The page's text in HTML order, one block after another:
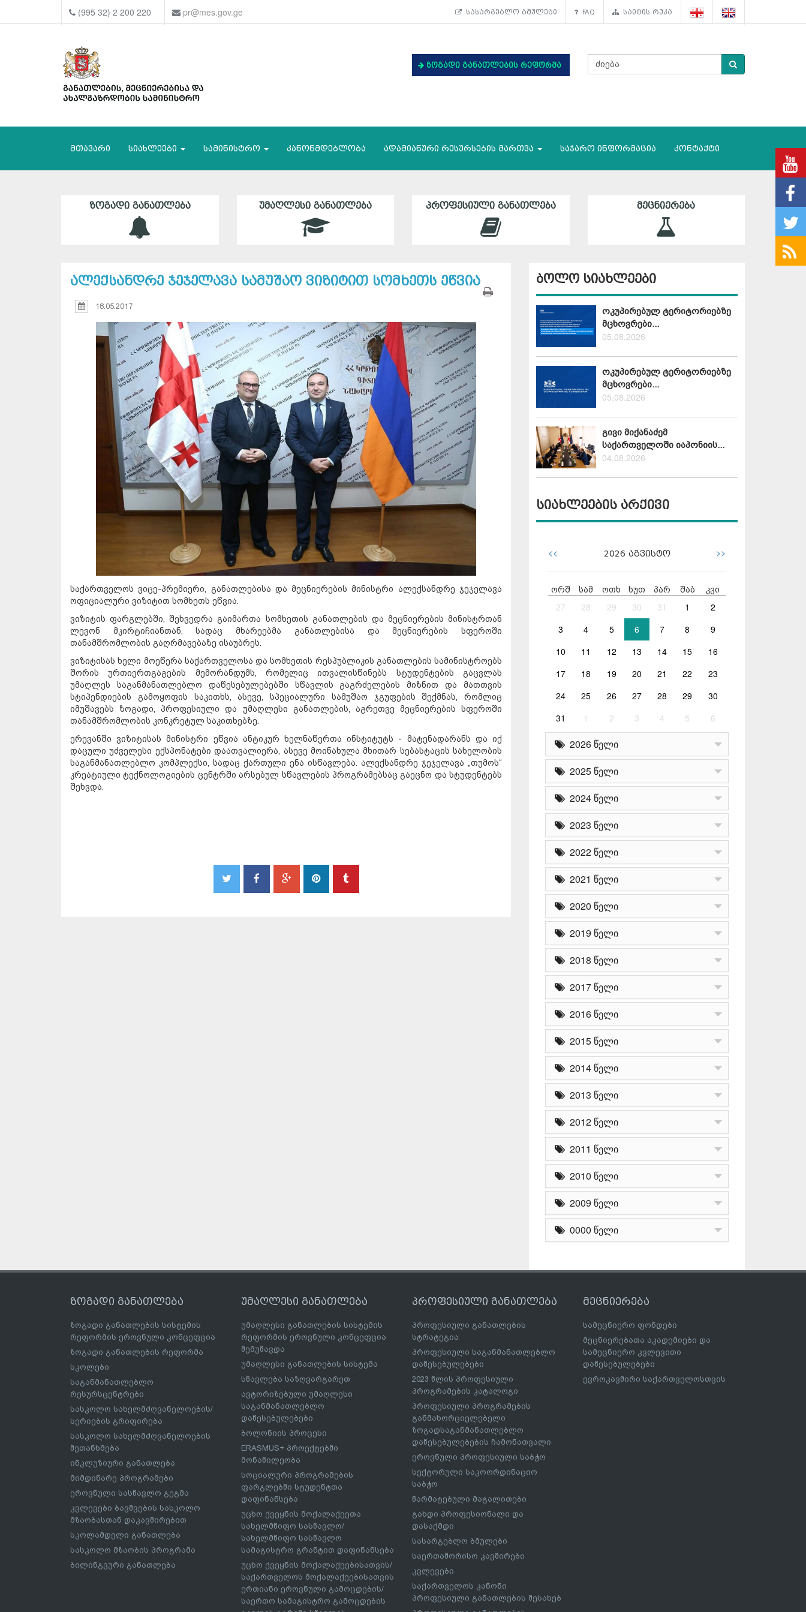
(995 32) 2 200 220 pr@mes.gov.ge სასარგებლო ბმულები FAQ საიტის რუკა
ზოგადი განათლების რეფორმა
მთავარი სიახლეები სამინისტრო კანონმდებლობა ადამიანური რესურსების მართვა საჯარო ინფორმაცია კონტაქტი
ᲖᲝᲒᲐᲓᲘ ᲒᲐᲜᲐᲗᲚᲔᲑᲐ ᲣᲛᲐᲦᲚᲔᲡᲘ ᲒᲐᲜᲐᲗᲚᲔᲑᲐ ᲞᲠᲝᲤᲔᲡᲘᲣᲚᲘ ᲒᲐᲜᲐᲗᲚᲔᲑᲐ ᲛᲔᲪᲜᲘᲔᲠᲔᲑᲐ
ალექსანდრე ჯეჯელავა სამუშაო ვიზიტით სომხეთს ეწვია
18.05.2017
საქართველოს ვიცე-პრემიერი, განათლებისა და მეცნიერების მინისტრი ალექსანდრე ჯეჯელავა
ოფიციალური ვიზიტით სომხეთს ეწვია.
ვიზიტის ფარგლებში, შეხვედრა გაიმართა სომხეთის განათლების და მეცნიერების მინისტრთან
ლევონ მკირტიჩიანთან, სადაც მხარეებმა განათლებისა და მეცნიერების სფეროში
თანამშრომლობის გაღრმავებაზე ისაუბრეს.
ვიზიტისას ხელი მოეწერა საქართველოსა და სომხეთის რესპუბლიკის განათლების სამინისტროებს
შორის ურთიერთგაგების მემორანდუმს, რომელიც ითვალისწინებს სტუდენტების გაცვლას
უმაღლეს საგანმანათლებლო დაწესებულებებში სწავლის გაგრძელების მიზნით და მათთვის
სტიპენდიების გამოყოფის საკითხს, ასევე, სპეციალური სამუშაო ჯგუფების შექმნას, რომლიც
იმუშავებს ზოგადი, პროფესიული და უმაღლესი განათლების, აგრეთვე მეცნიერების სფეროში
თანამშრომლობის კონკრეტულ საკითხებზე.
ერევანში ვიზიტისას მინისტრი ეწვია ანტიკურ ხელნაწერთა ინსტიტუტს - მატენადარანს და იქ
დაცული უძველესი ექსპონატები დაათვალიერა, ასევე მოინახულა მხითარ სებასტაცის სახელობის
საგანმანათლებლო კომპლექსი, სადაც ქართული ენა ისწავლება. ალექსანდრე ჯეჯელავა „თუმოს“
კრეატიული ტექნოლოგიების ცენტრში არსებულ სწავლების პროგრამებსაც გაეცნო და სტუდენტებს
შეხვდა.
ბოლო სიახლეები
ოკუპირებულ ტერიტორიებზე
მცხოვრები...
05.08.2026
ოკუპირებულ ტერიტორიებზე
მცხოვრები...
05.08.2026
გივი მიქანაძემ
საქართველოში იაპონიის...
04.08.2026
სიახლეების არქივი
<< 2026 აგვისტო >>
ორშ სამ ოთხ ხუთ პარ შაბ კვი
27 28 29 30 31 1
2
3
4 5 6 7 8
9
10
11 12 13 14 15
16
17
18 19 20 21 22
23
24
25 26 27 28 29
30
31
1 2 3 4 5 6
2026 წელი
2025 წელი
2024 წელი
2023 წელი
2022 წელი
2021 წელი
2020 წელი
2019 წელი
2018 წელი
2017 წელი
2016 წელი
2015 წელი
2014 წელი
2013 წელი
2012 წელი
2011 წელი
2010 წელი
2009 წელი
0000 წელი
ზოგადი განათლება
ზოგადი განათლების სისტემის
რეფორმის ეროვნული კონცეფცია
ზოგადი განათლების რეფორმა
სკოლები
საგანმანათლებლო
რესურსცენტრები
სასკოლო სახელმძღვანელოების/
სერიების გრიფირება
სასკოლო სახელმძღვანელოების
შეთანხმება
ინკლუზიური განათლება
მიმდინარე პროგრამები
ეროვნული სასწავლო გეგმა
კვლევები ბავშვების სასკოლო
მზაობასთან დაკავშირებით
სკოლამდელი განათლება
სასკოლო მზაობის პროგრამა
ბილინგვური განათლება
უმაღლესი განათლება
უმაღლესი განათლების სისტემის
რეფორმის ეროვნული კონცეფცია
შემუშავდა
უმაღლესი განათლების სისტემა
სწავლება საზღვარგარეთ
ავტორიზებული უმაღლესი
საგანმანათლებლო
დაწესებულებები
ბოლონიის პროცესი
ERASMUS+ პროექტებში
მონაწილეობა
სოციალური პროგრამების
ფარგლებში სტუდენტთა
დაფინანსება
უცხო ქვეყნის მოქალაქეეთა
სახელმწიფო სასწავლო/
სახელმწიფო სასწავლო
სამაგისტრო გრანტით დაფინანსება
უცხო ქვეყნის მოქალაქეებისათვის/
საქართველოს მოქალაქეებისათვის
ერთიანი ეროვნული გამოცდების/
საერთო სამაგისტრო გამოცდების
პროფესიული განათლება
პროფესიული განათლების
სტრატეგია
პროფესიული საგანმანათლებლო
დაწესებულებები
2023 წლის პროფესიული
პროგრამების კატალოგი
პროფესიული პროგრამების
განმახორციელებელი
ზოგადსაგანმანათლებლო
დაწესებულებების ჩამონათვალი
ეროვნული პროფესიული საბჭო
სექტორული საკოორდინაციო
საბჭო
წარმატებული მაგალითები
გახდი პროფესიონალი და
დასაქმდი
სასარგებლო ბმულები
საერთაშორისო კავშირები
კვლევები
საქართველოს კანონი
პროფესიული განათლების შესახებ
მეცნიერება
სამეცნიერო ფონდები
მეცნიერებათა აკადემიები და
სამეცნიერო კვლევითი
დაწესებულებები
ევროკავშირი საქართველოსთვის